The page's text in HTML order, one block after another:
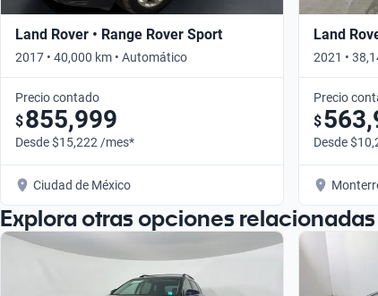
Land Rover • Range Rover Sport
2017 • 40,000 km • Automático
Precio contado
$855,999
Desde $15,222 /mes*
Ciudad de México
Land
2021 •
Precio
$
Desde
Explora otras opciones